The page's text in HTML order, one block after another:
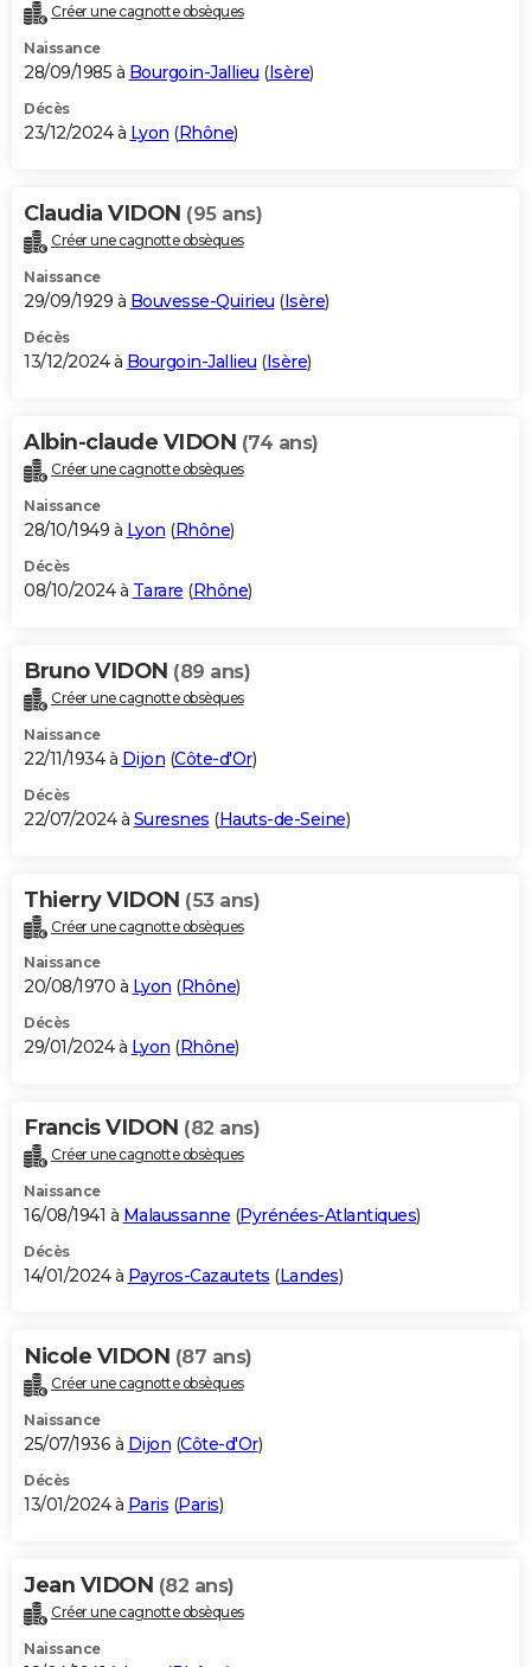
Créer une cagnotte obsèques
Naissance
28/09/1985 à Bourgoin-Jallieu (Isère)
Décès
23/12/2024 à Lyon (Rhône)
Claudia VIDON (95 ans)
Créer une cagnotte obsèques
Naissance
29/09/1929 à Bouvesse-Quirieu (Isère)
Décès
13/12/2024 à Bourgoin-Jallieu (Isère)
Albin-claude VIDON (74 ans)
Créer une cagnotte obsèques
Naissance
28/10/1949 à Lyon (Rhône)
Décès
08/10/2024 à Tarare (Rhône)
Bruno VIDON (89 ans)
Créer une cagnotte obsèques
Naissance
22/11/1934 à Dijon (Côte-d'Or)
Décès
22/07/2024 à Suresnes (Hauts-de-Seine)
Thierry VIDON (53 ans)
Créer une cagnotte obsèques
Naissance
20/08/1970 à Lyon (Rhône)
Décès
29/01/2024 à Lyon (Rhône)
Francis VIDON (82 ans)
Créer une cagnotte obsèques
Naissance
16/08/1941 à Malaussanne (Pyrénées-Atlantiques)
Décès
14/01/2024 à Payros-Cazautets (Landes)
Nicole VIDON (87 ans)
Créer une cagnotte obsèques
Naissance
25/07/1936 à Dijon (Côte-d'Or)
Décès
13/01/2024 à Paris (Paris)
Jean VIDON (82 ans)
Créer une cagnotte obsèques
Naissance